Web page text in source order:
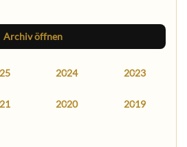
Archiv öffnen
2024 2023
2020 2019